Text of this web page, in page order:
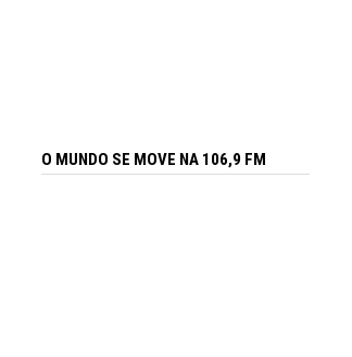
O MUNDO SE MOVE NA 106,9 FM